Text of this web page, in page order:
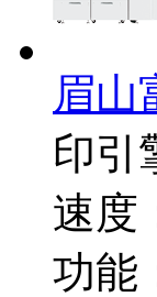
眉山
印引
速度
功能